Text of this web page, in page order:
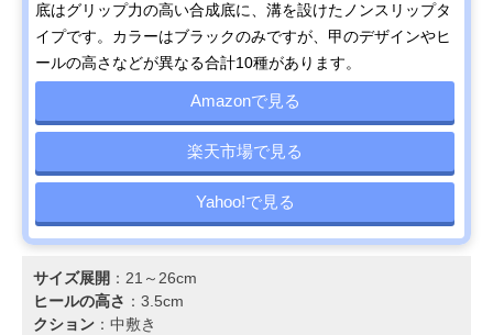
底はグリップ力の高い合成底に、溝を設けたノンスリップタ
イプです。カラーはブラックのみですが、甲のデザインやヒ
ールの高さなどが異なる合計10種があります。
Amazonで見る
楽天市場で見る
Yahoo!で見る
サイズ展開 ：21～26cm
ヒールの高さ ：3.5cm
クション ：中敷き